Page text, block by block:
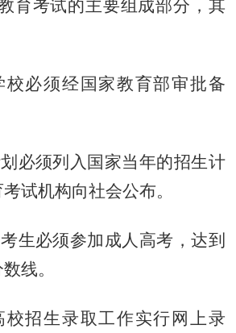
育考试的主要组成部分，其
校必须经国家教育部审批备
必须列入国家当年的招生计
试机构向社会公布。
生必须参加成人高考，达到
线。
校招生录取工作实行网上录